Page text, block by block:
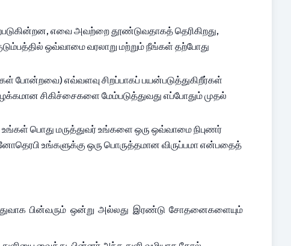
எவை அவற்றை தூண்டுவதாகத் தெரிகிறது,
ஒவ்வாமை வரலாறு மற்றும் நீங்கள் தற்போது
போன்றவை) எவ்வளவு சிறப்பாகப் பயன்படுத்துகிறீர்கள்
சிகிச்சைகளை மேம்படுத்துவது எப்போதும் முதல்
பொது மருத்துவர் உங்களை ஒரு ஒவ்வாமை நிபுணர்
உங்களுக்கு ஒரு பொருத்தமான விருப்பமா என்பதைத்
பின்வரும் ஒன்று அல்லது இரண்டு சோதனைகளையும்